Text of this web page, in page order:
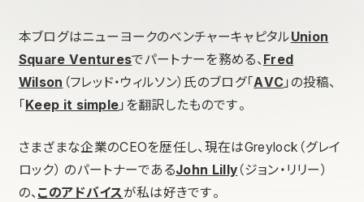
本ブログはニューヨークのベンチャーキャピタルUnion
Square Venturesでパートナーを務める、 Fred
Wilson （フレッド・ウィルソン）氏のブログ「AVC 」の投稿、
「Keep it simple 」を翻訳したものです。
さまざまな企業のCEOを歴任し、現在はGreylock（グレイ
ロック） のパートナーであるJohn Lilly （ジョン・リリー）
の、 このアドバイスが私は好きです。